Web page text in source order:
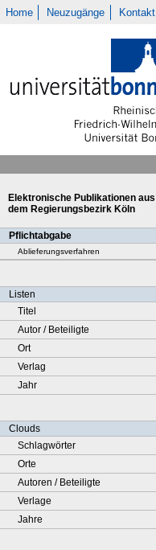
Home Neuzugänge Kontakt
Elektronische Publikationen aus
dem Regierungsbezirk Köln
Pflichtabgabe
Ablieferungsverfahren
Listen
Titel
Autor / Beteiligte
Ort
Verlag
Jahr
Clouds
Schlagwörter
Orte
Autoren / Beteiligte
Verlage
Jahre